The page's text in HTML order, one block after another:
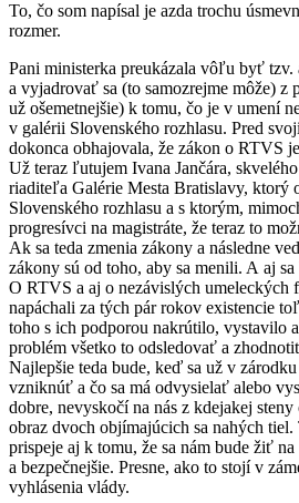
To, čo som napísal je azda trochu
rozmer.
Pani ministerka preukázala vôľu byť tzv.
a vyjadrovať sa (to samozrejme môže) z
už ošemetnejšie) k tomu, čo je v umení
v galérii Slovenského rozhlasu. Pred
dokonca obhajovala, že zákon o RTVS
Už teraz ľutujem Ivana Jančára,
riaditeľa Galérie Mesta Bratislavy, ktorý
Slovenského rozhlasu a s ktorým,
progresívci na magistráte, že teraz to
Ak sa teda zmenia zákony a následne
zákony sú od toho, aby sa menili. A aj
O RTVS a aj o nezávislých umeleckých
napáchali za tých pár rokov existencie
toho s ich podporou nakrútilo, vystavilo
problém všetko to odsledovať a
Najlepšie teda bude, keď sa už v
vzniknúť a čo sa má odvysielať alebo
dobre, nevyskočí na nás z kdejakej
obraz dvoch objímajúcich sa nahých
prispeje aj k tomu, že sa nám bude žiť
a bezpečnejšie. Presne, ako to stojí v
vyhlásenia vlády.